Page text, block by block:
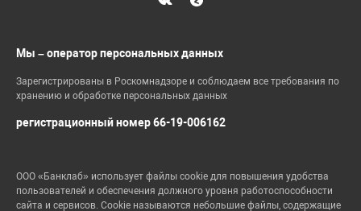
Мы – оператор персональных данных
Зарегистрированы в Роскомнадзоре и соблюдаем все требования по
хранению и обработке персональных данных
регистрационный номер 66-19-006162
ООО «Банклаб» использует файлы cookie для повышения удобства
пользователей и обеспечения должного уровня работоспособности
сайта и сервисов. Cookie называются небольшие файлы, содержащие